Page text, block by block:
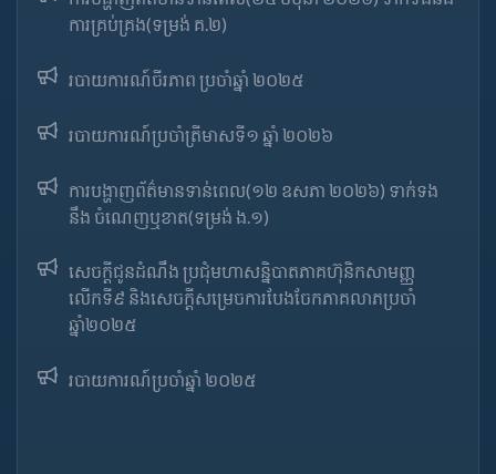
ការគ្រប់គ្រង(ទម្រង់ គ.២)
របាយការណ៍ចីរភាព ប្រចាំឆ្នាំ ២០២៥
របាយការណ៍​​ប្រចាំ​ត្រីមាសទី១ ឆ្នាំ ២០២៦
ការបង្ហាញព័ត៌មានទាន់ពេល(១២ ឧសភា ២០២៦) ទាក់ទង
នឹង ចំណេញឬខាត(ទម្រង់ ង.១)
សេចក្តីជូនដំណឹង ប្រជុំមហាសន្និបាតភាគហ៊ុនិកសាមញ្ញ
លើកទី៩ និងសេចក្តីសម្រេចការបែងចែកភាគលាភប្រចាំ
ឆ្នាំ២០២៥​
របាយការណ៍​​ប្រចាំ​ឆ្នាំ ២០២៥